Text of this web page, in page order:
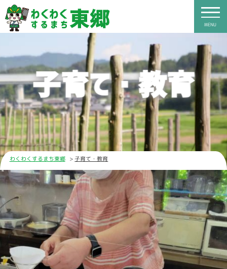
MENU
子育て・教育
わくわくするまち東郷 子育て・教育